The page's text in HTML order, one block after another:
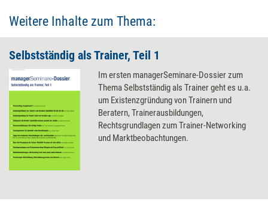
Weitere Inhalte zum Thema:
Selbstständig als Trainer, Teil 1
Im ersten managerSeminare-Dossier zum
Thema Selbstständig als Trainer geht es u.a.
um Existenzgründung von Trainern und
Beratern, Trainerausbildungen,
Rechtsgrundlagen zum Trainer-Networking
und Marktbeobachtungen.